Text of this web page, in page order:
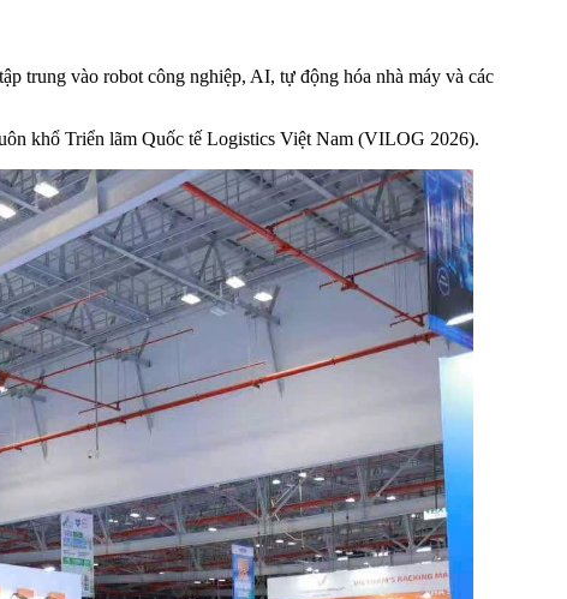
trung vào robot công nghiệp, AI, tự động hóa nhà máy và các
khổ Triển lãm Quốc tế Logistics Việt Nam (VILOG 2026).